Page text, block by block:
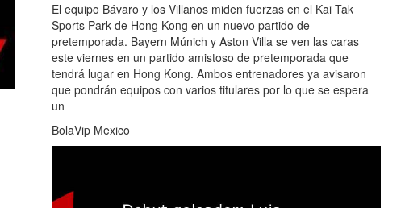
El equipo Bávaro y los Villanos miden fuerzas en el Kai Tak
Sports Park de Hong Kong en un nuevo partido de
pretemporada. Bayern Múnich y Aston Villa se ven las caras
este viernes en un partido amistoso de pretemporada que
tendrá lugar en Hong Kong. Ambos entrenadores ya avisaron
que pondrán equipos con varios titulares por lo que se espera
un
BolaVip Mexico